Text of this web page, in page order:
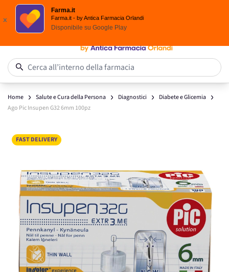
Spedizione
x
Farma.it
Farma.it - by Antica Farmacia Orlandi
Disponibile su Google Play
Salta al contenuto
Cerca all’interno della farmacia
Home Salute e Cura della Persona Diagnostici
Diabete e Glicemia
Ago Pic Insupen G32 6mm 100pz
FAST DELIVERY
Main image
Click to view image in fullscreen